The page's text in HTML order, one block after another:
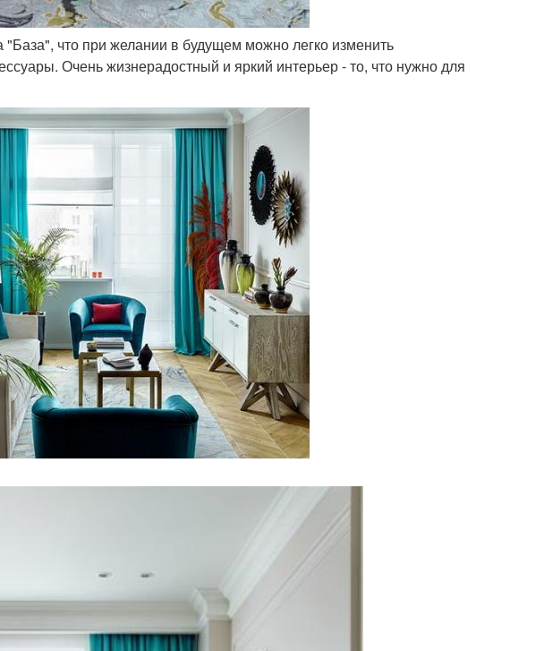
"База", что при желании в будущем можно легко изменить
Очень жизнерадостный и яркий интерьер - то, что нужно для